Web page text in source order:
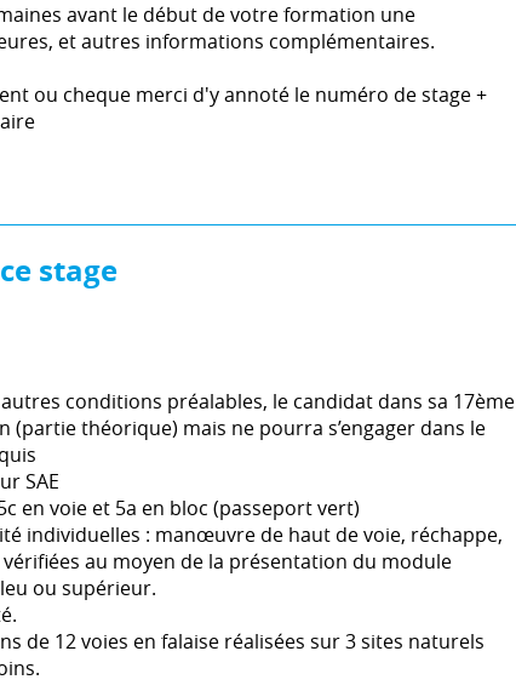
avant le début de votre formation une
et autres informations complémentaires.
ou cheque merci d'y annoté le numéro de stage +
stage
conditions préalables, le candidat dans sa 17ème
théorique) mais ne pourra s’engager dans le
SAE
en voie et 5a en bloc (passeport vert)
individuelles : manœuvre de haut de voie, réchappe,
au moyen de la présentation du module
ou supérieur.
de 12 voies en falaise réalisées sur 3 sites naturels